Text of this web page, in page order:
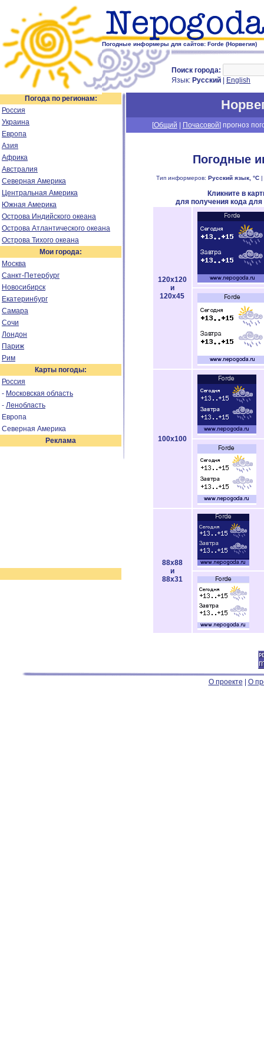
Погодные информеры для сайтов: Forde (Норвегия)
Поиск города:
Язык: Русский English
Погода по регионам:
Россия
Украина
Европа
Азия
Африка
Австралия
Северная Америка
Центральная Америка
Южная Америка
Острова Индийского океана
Острова Атлантического океана
Острова Тихого океана
Мои города:
Москва
Санкт-Петербург
Новосибирск
Екатеринбург
Самара
Сочи
Лондон
Париж
Рим
Карты погоды:
Россия
- Московская область
- Ленобласть
Европа
Северная Америка
Реклама
[Общий Почасовой] прогноз
Погодные
Тип информеров: Русский язык, °C|
Кликните в
для получения кода
120x120
и
120x45
100x100
88x88
и
88x31
О проекте О